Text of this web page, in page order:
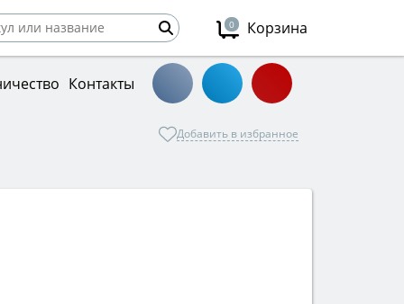
0 Корзина
Контакты
Добавить в избранное